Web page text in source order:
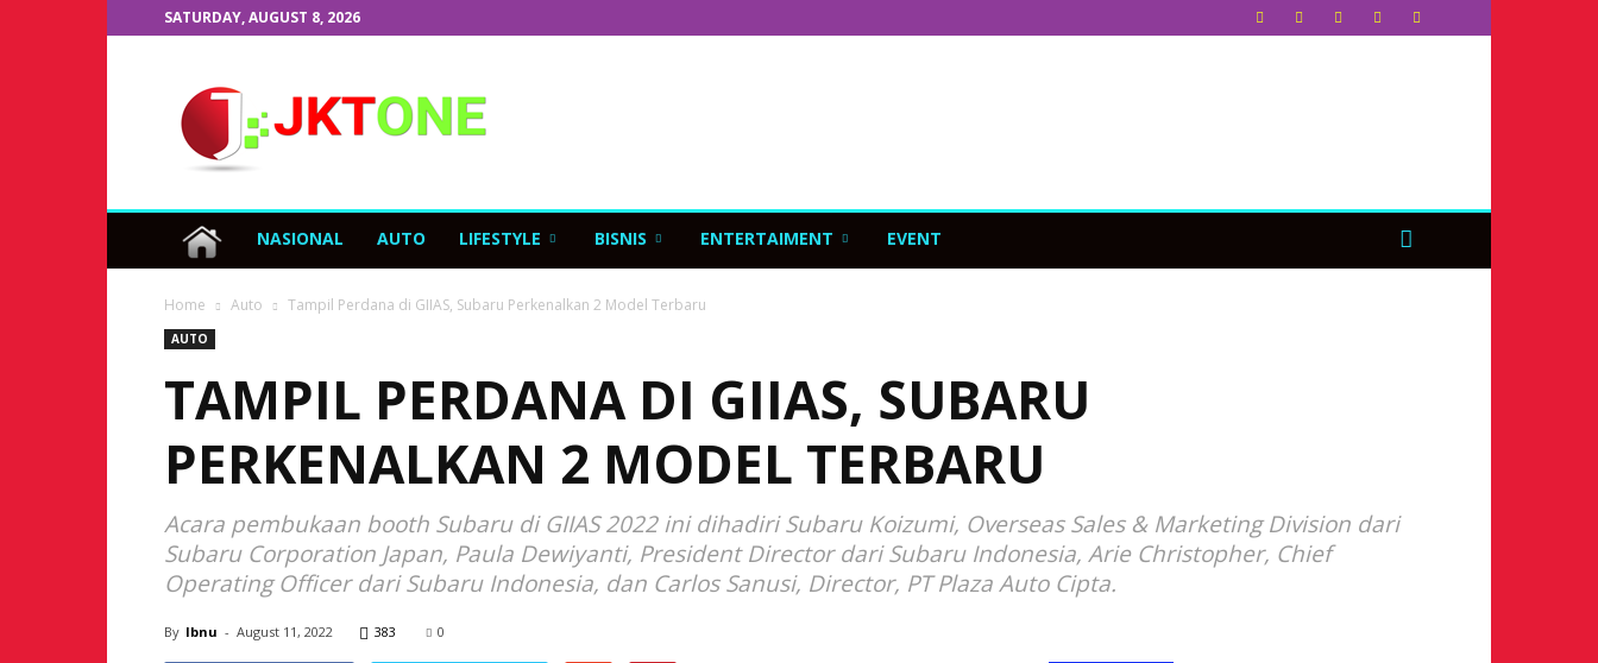
SATURDAY, AUGUST 8, 2026
NASIONAL AUTO LIFESTYLE BISNIS ENTERTAIMENT EVENT
Home Auto Tampil Perdana di GIIAS, Subaru Perkenalkan 2 Model Terbaru
AUTO
TAMPIL PERDANA DI GIIAS, SUBARU
PERKENALKAN 2 MODEL TERBARU
Acara pembukaan booth Subaru di GIIAS 2022 ini dihadiri Subaru Koizumi, Overseas Sales & Marketing Division dari
Subaru Corporation Japan, Paula Dewiyanti, President Director dari Subaru Indonesia, Arie Christopher, Chief
Operating Officer dari Subaru Indonesia, dan Carlos Sanusi, Director, PT Plaza Auto Cipta.
By Ibnu - August 11, 2022 383 0